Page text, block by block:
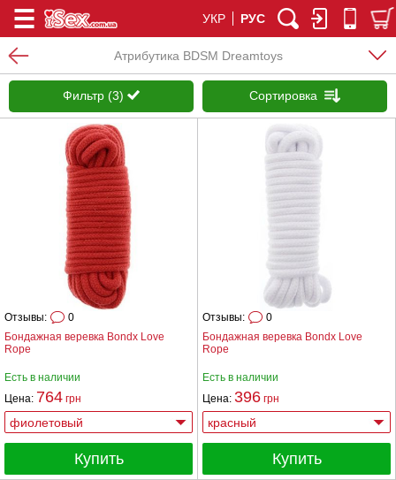
УКР РУС
Атрибутика BDSM Dreamtoys
Фильтр (3) Сортировка
Бондажная веревка Bondx Love
Rope
Отзывы: 0
Есть в наличии
Цена: 764 грн
Купить
Бондажная веревка Bondx Love
Rope
Отзывы: 0
Есть в наличии
Цена: 396 грн
Купить